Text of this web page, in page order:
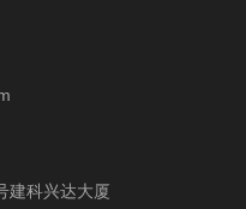
建科兴达大厦